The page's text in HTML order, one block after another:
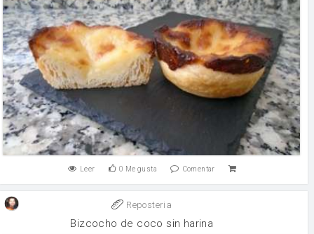
Leer 0 Me gusta Comentar
Reposteria
Bizcocho de coco sin harina